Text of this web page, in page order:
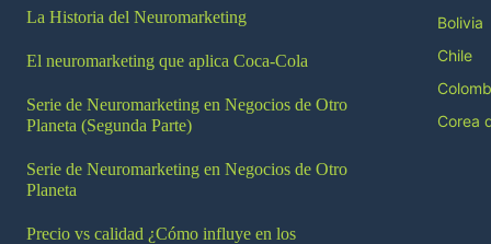
La Historia del Neuromarketing
El neuromarketing que aplica Coca-Cola
Serie de Neuromarketing en Negocios de Otro
Planeta (Segunda Parte)
Serie de Neuromarketing en Negocios de Otro
Planeta
Precio vs calidad ¿Cómo influye en los
Bolivia
Chile
Corea